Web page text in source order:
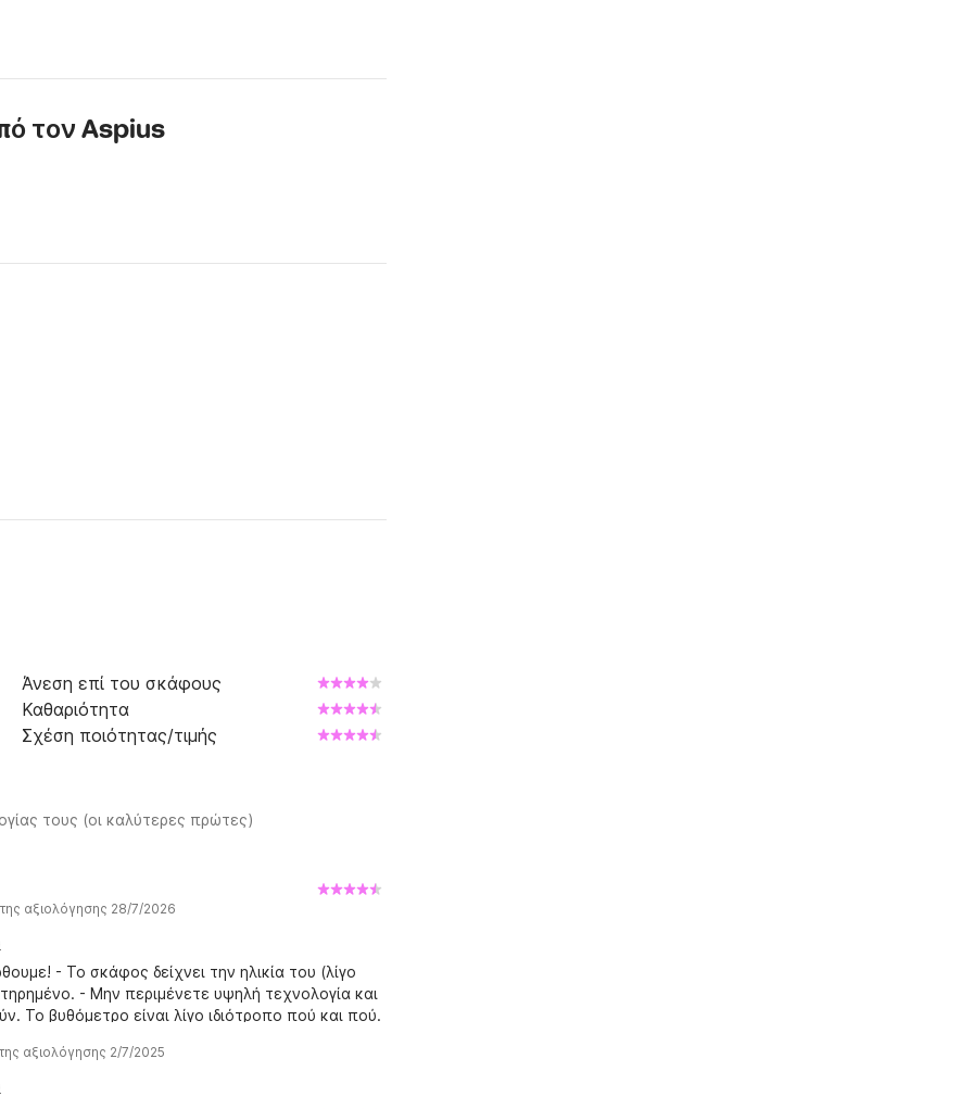
τον Aspius
Άνεση επί του σκάφους
Καθαριότητα
Σχέση ποιότητας/τιμής
τους (οι καλύτερες πρώτες)
αξιολόγησης 28/7/2026
- Το σκάφος δείχνει την ηλικία του (λίγο
- Μην περιμένετε υψηλή τεχνολογία και
Το βυθόμετρο είναι λίγο ιδιότροπο πού και πού.
σκάφους στη διαφήμιση, οπότε δεν μπορείτε να
καθώς η μικρή είναι εξαιρετικά
- Δυστυχώς, δεν υπάρχει σκάλα κολύμβησης
τη δική μας με σχοινί, η οποία λειτούργησε
αξιολόγησης 2/7/2025